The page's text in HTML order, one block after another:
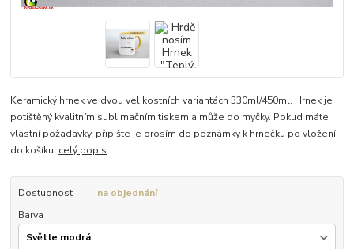
Keramický hrnek ve dvou velikostních variantách 330ml/450ml. Hrnek je
potištěný kvalitním sublimačním tiskem a může do myčky. Pokud máte
vlastní požadavky, připište je prosím do poznámky k hrnečku po vložení
do košíku. celý popis
Dostupnost
na objednání
Barva